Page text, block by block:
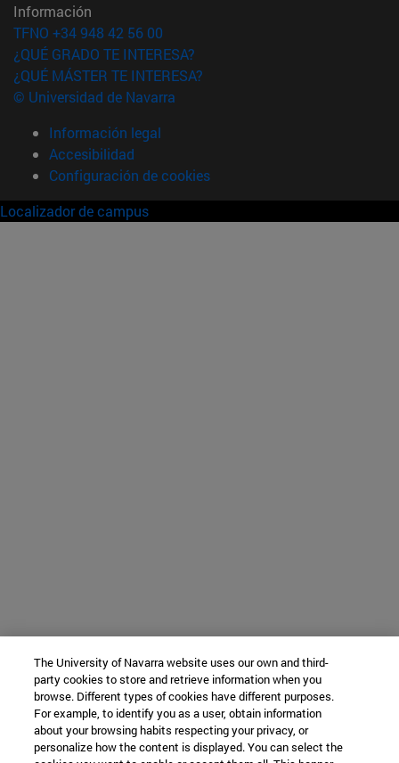
Información
TFNO +34 948 42 56 00
¿QUÉ GRADO TE INTERESA?
¿QUÉ MÁSTER TE INTERESA?
© Universidad de Navarra
Información legal
Accesibilidad
Configuración de cookies
Localizador de campus
The University of Navarra website uses our own and third-
party cookies to store and retrieve information when you
browse. Different types of cookies have different purposes.
For example, to identify you as a user, obtain information
about your browsing habits respecting your privacy, or
personalize how the content is displayed. You can select the